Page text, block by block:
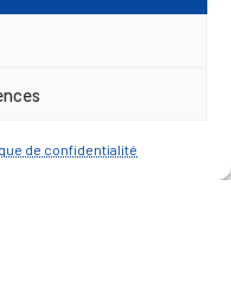
de confidentialité